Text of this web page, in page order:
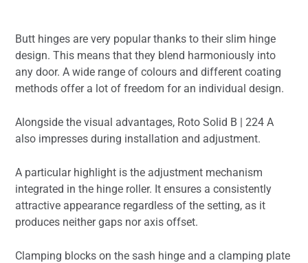
Butt hinges are very popular thanks to their slim hinge
design. This means that they blend harmoniously into
any door. A wide range of colours and different coating
methods offer a lot of freedom for an individual design.
Alongside the visual advantages, Roto Solid B | 224 A
also impresses during installation and adjustment.
A particular highlight is the adjustment mechanism
integrated in the hinge roller. It ensures a consistently
attractive appearance regardless of the setting, as it
produces neither gaps nor axis offset.
Clamping blocks on the sash hinge and a clamping plate